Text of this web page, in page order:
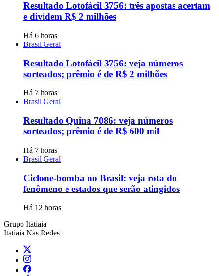
Resultado Lotofácil 3756: três apostas acertam
e dividem R$ 2 milhões
Há 6 horas
Brasil Geral
Resultado Lotofácil 3756: veja números
sorteados; prêmio é de R$ 2 milhões
Há 7 horas
Brasil Geral
Resultado Quina 7086: veja números
sorteados; prêmio é de R$ 600 mil
Há 7 horas
Brasil Geral
Ciclone-bomba no Brasil: veja rota do
fenômeno e estados que serão atingidos
Há 12 horas
Grupo Itatiaia
Itatiaia Nas Redes